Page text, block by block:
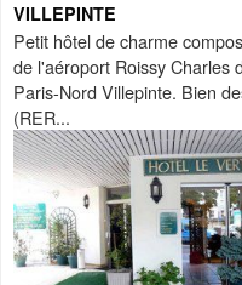
VILLEPINTE
Petit hôtel de charme
de l'aéroport Roissy Charles
Paris-Nord Villepinte. Bien
(RER...